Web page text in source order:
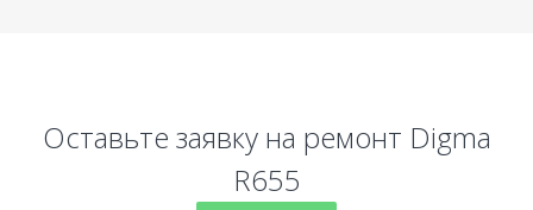
Оставьте заявку на ремонт Digma
R655